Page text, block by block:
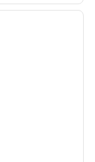
nästa